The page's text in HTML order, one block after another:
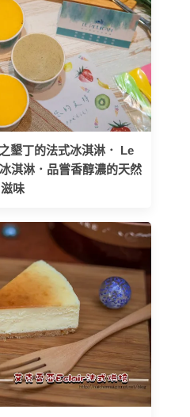
墾丁的法式冰淇淋． Le
淇淋．品嘗香醇濃的天然
滋味